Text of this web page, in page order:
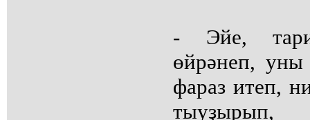
- Эйе,
өйрәнеп, уны
фараз итеп,
тыуҙырып,